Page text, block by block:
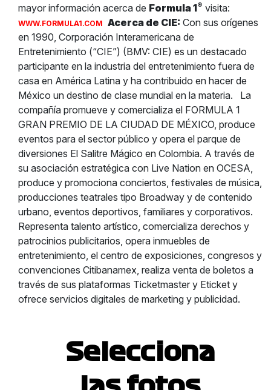
mayor información acerca de Formula 1® visita:
WWW.FORMULA1.COM Acerca de CIE: Con sus orígenes
en 1990, Corporación Interamericana de
Entretenimiento (“CIE”) (BMV: CIE) es un destacado
participante en la industria del entretenimiento fuera de
casa en América Latina y ha contribuido en hacer de
México un destino de clase mundial en la materia.
La
compañía promueve y comercializa el FORMULA 1
GRAN PREMIO DE LA CIUDAD DE MÉXICO, produce
eventos para el sector público y opera el parque de
diversiones El Salitre Mágico en Colombia. A través de
su asociación estratégica con Live Nation en OCESA,
produce y promociona conciertos, festivales de música,
producciones teatrales tipo Broadway y de contenido
urbano, eventos deportivos, familiares y corporativos.
Representa talento artístico, comercializa derechos y
patrocinios publicitarios, opera inmuebles de
entretenimiento, el centro de exposiciones, congresos y
convenciones Citibanamex, realiza venta de boletos a
través de sus plataformas Ticketmaster y Eticket y
ofrece servicios digitales de marketing y publicidad.
Selecciona